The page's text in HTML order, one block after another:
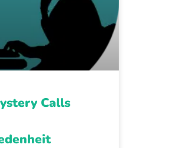
Calls